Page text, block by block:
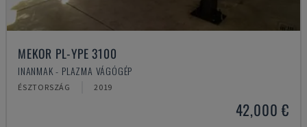
MEKOR PL-YPE 3100
INANMAK - PLAZMA VÁGÓGÉP
ÉSZTORSZÁG 2019
42,000 €